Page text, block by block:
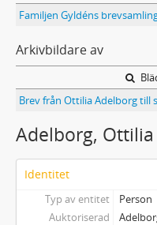
Familjen Gyldéns
Arkivbildare av
Brev från Ottilia Adelborg till
Adelborg, Ottilia
Identitet
Typ av entitet
Person
Auktoriserad